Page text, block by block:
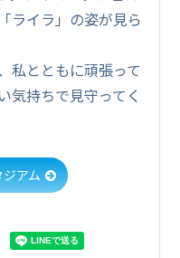
ライラ」の姿が見ら
私とともに頑張って
気持ちで見守ってく
アム